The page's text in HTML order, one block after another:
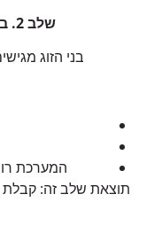
שלב 2. בקשה מקוונת לרישיון נישואין ביוטה
בני הזוג
המערכת
תוצאת שלב זה: קבלת